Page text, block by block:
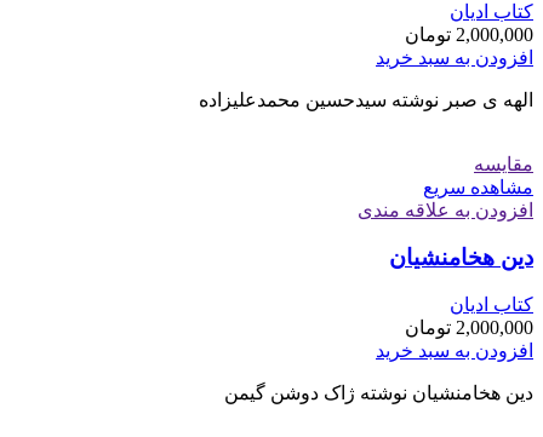
کتاب ادیان
2,000,000 تومان
افزودن به سبد خرید
الهه ی صبر نوشته سیدحسین محمدعلیزاده
مقایسه
مشاهده سریع
افزودن به علاقه مندی
دین هخامنشیان
کتاب ادیان
2,000,000 تومان
افزودن به سبد خرید
دین هخامنشیان نوشته ژاک دوشن گیمن